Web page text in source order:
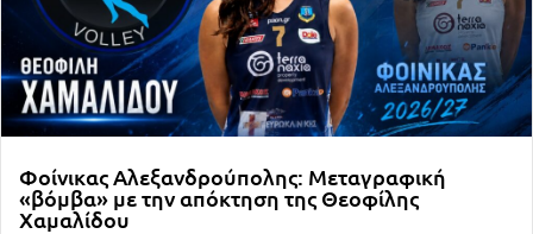
Φοίνικας Αλεξανδρούπολης: Μεταγραφική
«βόμβα» με την απόκτηση της Θεοφίλης
Χαμαλίδου